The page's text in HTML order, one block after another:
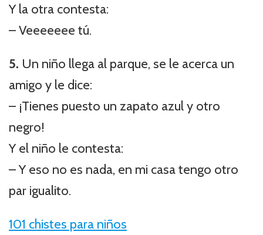
Y la otra contesta:
– Veeeeeee tú.
5. Un niño llega al parque, se le acerca un
amigo y le dice:
– ¡Tienes puesto un zapato azul y otro
negro!
Y el niño le contesta:
– Y eso no es nada, en mi casa tengo otro
par igualito.
101 chistes para niños